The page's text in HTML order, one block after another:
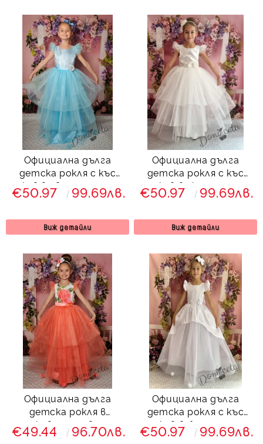
Официална дълга
детска рокля с къс
ръкав в светлосиньо с
тюл 288ССЖД
€50.97 99.69лв.
Виж детайли
Официална дълга
детска рокля с къс
ръкав в екрю с тюл
288ШЖД
€50.97 99.69лв.
Виж детайли
Официална дълга
детска рокля в
прасковено с цветя и
тюл 288-282РСД
€49.44 96.70лв.
Официална дълга
детска рокля с къс
ръкав в бяло с тюл
379БЖД
€50.97 99.69лв.